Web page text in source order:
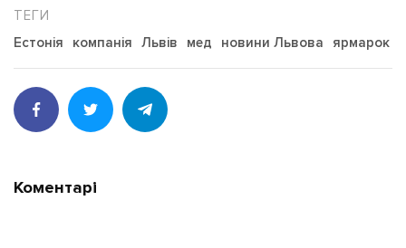
Естонія компанія Львів мед новини Львова ярмарок
Коментарі